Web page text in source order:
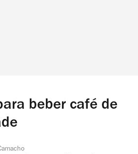
beber café de